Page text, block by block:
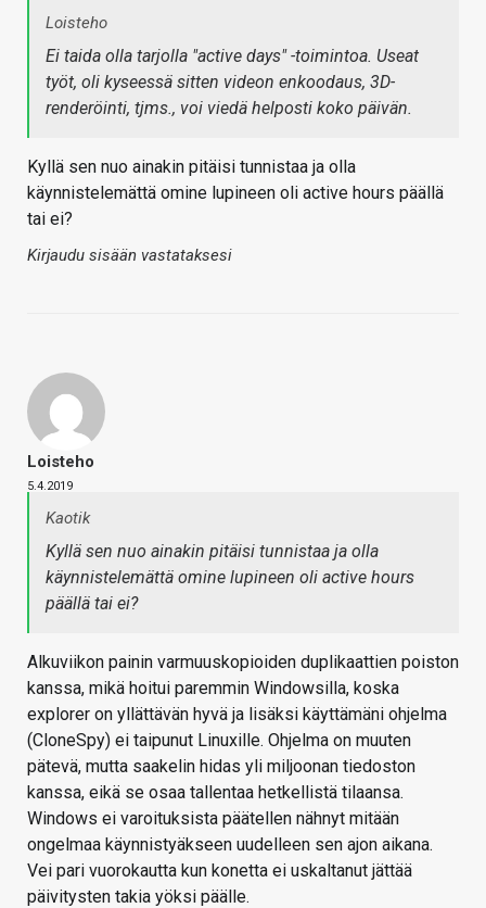
Loisteho
Ei taida olla tarjolla "active days" -toimintoa. Useat
työt, oli kyseessä sitten videon enkoodaus, 3D-
renderöinti, tjms., voi viedä helposti koko päivän.
Kyllä sen nuo ainakin pitäisi tunnistaa ja olla
käynnistelemättä omine lupineen oli active hours päällä
tai ei?
Kirjaudu sisään vastataksesi
Loisteho
5.4.2019
Kaotik
Kyllä sen nuo ainakin pitäisi tunnistaa ja olla
käynnistelemättä omine lupineen oli active hours
päällä tai ei?
Alkuviikon painin varmuuskopioiden duplikaattien poiston
kanssa, mikä hoitui paremmin Windowsilla, koska
explorer on yllättävän hyvä ja lisäksi käyttämäni ohjelma
(CloneSpy) ei taipunut Linuxille. Ohjelma on muuten
pätevä, mutta saakelin hidas yli miljoonan tiedoston
kanssa, eikä se osaa tallentaa hetkellistä tilaansa.
Windows ei varoituksista päätellen nähnyt mitään
ongelmaa käynnistyäkseen uudelleen sen ajon aikana.
Vei pari vuorokautta kun konetta ei uskaltanut jättää
päivitysten takia yöksi päälle.